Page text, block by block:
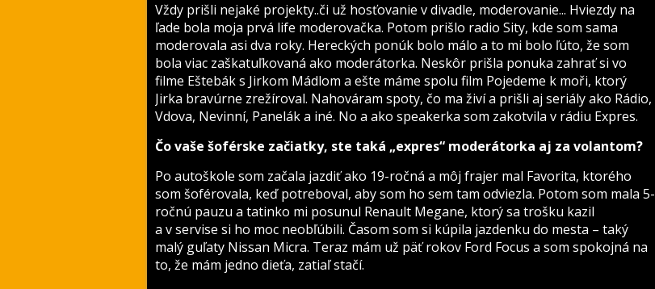
Vždy prišli nejaké projekty..či už hosťovanie v divadle, moderovanie... Hviezdy na
ľade bola moja prvá life moderovačka. Potom prišlo radio Sity, kde som sama
moderovala asi dva roky. Hereckých ponúk bolo málo a to mi bolo ľúto, že som
bola viac zaškatuľkovaná ako moderátorka. Neskôr prišla ponuka zahrať si vo
filme Eštebák s Jirkom Mádlom a ešte máme spolu film Pojedeme k moři, ktorý
Jirka bravúrne zrežíroval. Nahováram spoty, čo ma živí a prišli aj seriály ako Rádio,
Vdova, Nevinní, Panelák a iné. No a ako speakerka som zakotvila v rádiu Expres.
Čo vaše šoférske začiatky, ste taká „expres“ moderátorka aj za volantom?
Po autoškole som začala jazdiť ako 19-ročná a môj frajer mal Favorita, ktorého
som šoférovala, keď potreboval, aby som ho sem tam odviezla. Potom som mala 5-
ročnú pauzu a tatinko mi posunul Renault Megane, ktorý sa trošku kazil
a v servise si ho moc neobľúbili. Časom som si kúpila jazdenku do mesta – taký
malý guľaty Nissan Micra. Teraz mám už päť rokov Ford Focus a som spokojná na
to, že mám jedno dieťa, zatiaľ stačí.